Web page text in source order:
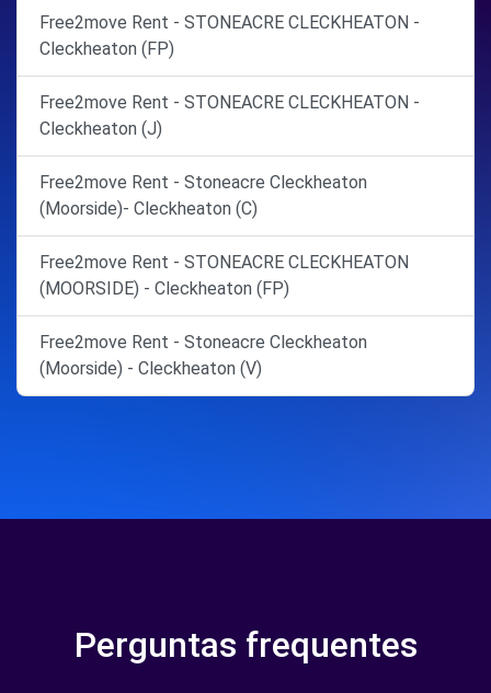
Free2move Rent - STONEACRE CLECKHEATON -
Cleckheaton (FP)
Free2move Rent - STONEACRE CLECKHEATON -
Cleckheaton (J)
Free2move Rent - Stoneacre Cleckheaton
(Moorside)- Cleckheaton (C)
Free2move Rent - STONEACRE CLECKHEATON
(MOORSIDE) - Cleckheaton (FP)
Free2move Rent - Stoneacre Cleckheaton
(Moorside) - Cleckheaton (V)
Perguntas frequentes